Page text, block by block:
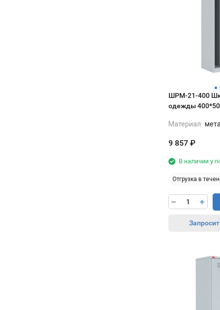
ШРМ-21-400
одежды
Материал:
9 857 ₽
В наличии у
Отгрузка в